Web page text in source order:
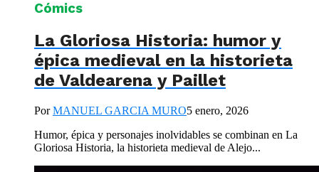
Cómics
La Gloriosa Historia: humor y
épica medieval en la historieta
de Valdearena y Paillet
PorMANUEL GARCIA MURO5 enero, 2026
Humor, épica y personajes inolvidables se combinan en La
Gloriosa Historia, la historieta medieval de Alejo...